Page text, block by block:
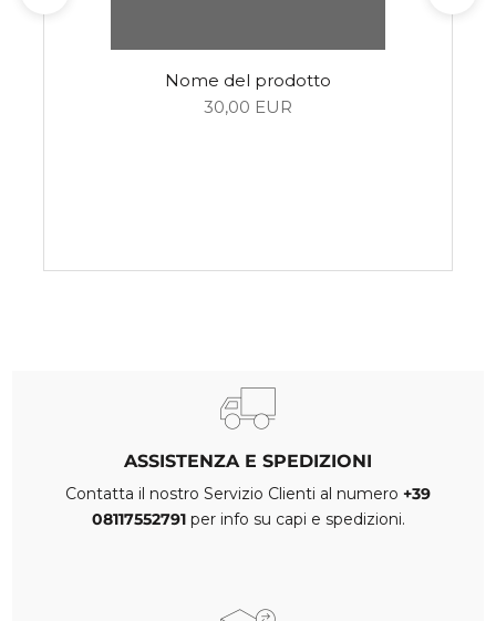
Nome del prodotto
30,00 EUR
ASSISTENZA E SPEDIZIONI
Contatta il nostro Servizio Clienti al numero +39
08117552791 per info su capi e spedizioni.